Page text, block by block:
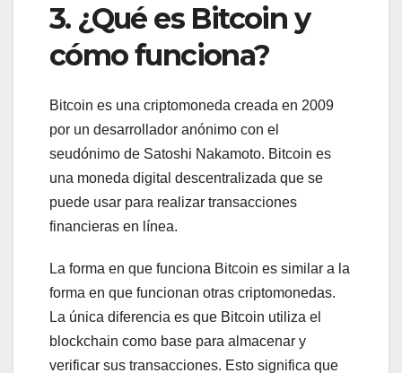
3. ¿Qué es Bitcoin y
cómo funciona?
Bitcoin es una criptomoneda creada en 2009
por un desarrollador anónimo con el
seudónimo de Satoshi Nakamoto. Bitcoin es
una moneda digital descentralizada que se
puede usar para realizar transacciones
financieras en línea.
La forma en que funciona Bitcoin es similar a la
forma en que funcionan otras criptomonedas.
La única diferencia es que Bitcoin utiliza el
blockchain como base para almacenar y
verificar sus transacciones. Esto significa que